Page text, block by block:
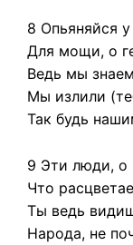
8 Опьяняйся
Для мощи, о
Ведь мы
Мы излили
Так будь
9 Эти люди, о
Что
Ты ведь
Народа, не